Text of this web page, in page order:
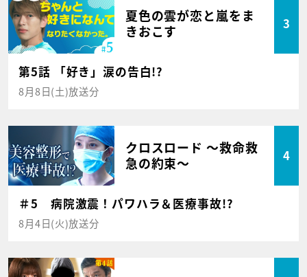
夏色の雲が恋と嵐をま
きおこす
3
第5話 「好き」涙の告白!?
8月8日(土)放送分
クロスロード ～救命救
急の約束～
4
＃5 病院激震！パワハラ＆医療事故!?
8月4日(火)放送分